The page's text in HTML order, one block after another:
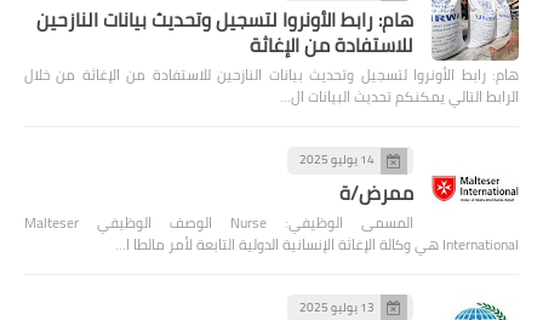
هام: رابط الأونروا لتسجيل وتحديث بيانات النازحين
للاستفادة من الإغاثة
هام: رابط الأونروا لتسجيل وتحديث بيانات النازحين للاستفادة من الإغاثة من خلال
الرابط التالي يمكنكم تحديث البيانات ال…
14 يوليو 2025
ممرض/ة
المسمى الوظيفي: Nurse الوصف الوظيفي Malteser
International هي وكالة الإغاثة الإنسانية الدولية التابعة لأمر مالطا ا…
13 يوليو 2025